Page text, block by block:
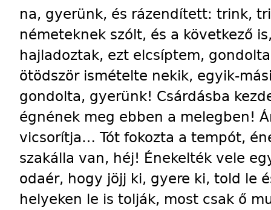
na, gyerünk, és rázendített: trink,
németeknek szólt, és a következő
hajladoztak, ezt elcsíptem,
ötödször ismételte nekik, egyik-
gondolta, gyerünk! Csárdásba
égnének meg ebben a melegben!
vicsorítja… Tót fokozta a tempót,
szakálla van, héj! Énekelték vele
odaér, hogy jöjj ki, gyere ki, told le
helyeken le is tolják, most csak ő